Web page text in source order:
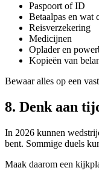
Paspoort of ID
Betaalpas en wat
Reisverzekering
Medicijnen
Oplader en
Kopieën van
Bewaar alles op een
8. Denk aan
In 2026 kunnen
bent. Sommige duels
Maak daarom een